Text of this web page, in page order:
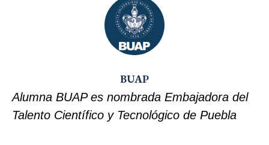
BUAP
Alumna BUAP es nombrada Embajadora del
Talento Científico y Tecnológico de Puebla